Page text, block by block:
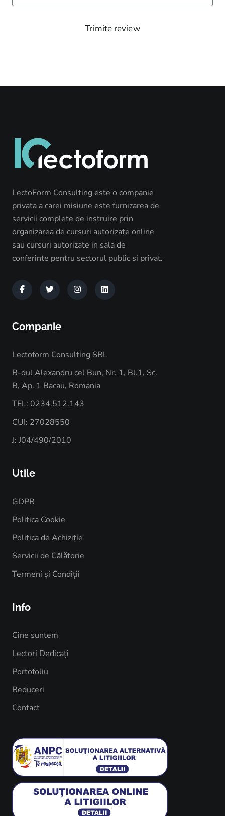
Trimite review
LectoForm Consulting este o companie
privata a carei misiune este furnizarea de
servicii complete de instruire prin
organizarea de cursuri autorizate online
sau cursuri autorizate in sala de
conferinte pentru sectorul public si privat.
Companie
Lectoform Consulting SRL
B-dul Alexandru cel Bun, Nr. 1, Bl.1, Sc.
B, Ap. 1 Bacau, Romania
TEL: 0234.512.143
CUI: 27028550
J: J04/490/2010
Utile
GDPR
Politica Cookie
Politica de Achiziție
Servicii de Călătorie
Termeni și Condiții
Info
Cine suntem
Lectori Dedicați
Portofoliu
Reduceri
Contact